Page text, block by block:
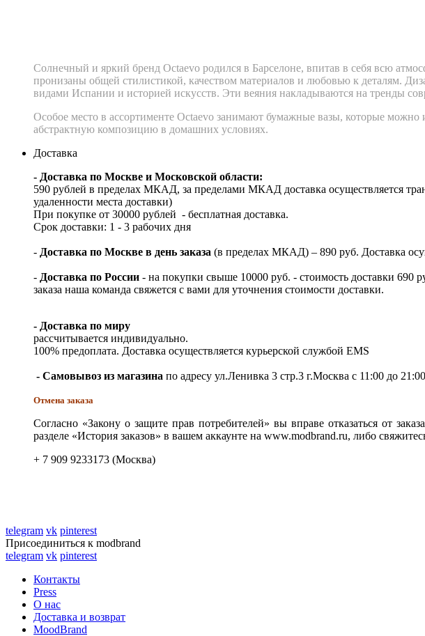
Солнечный и яркий бренд Octaevo родился в Барселоне, впитав в себя всю
пронизаны общей стилистикой, качеством материалов и любовью к деталям.
видами Испании и историей искусств. Эти веяния накладываются на тренды
Особое место в ассортименте Octaevo занимают бумажные вазы, которые
абстрактную композицию в домашних условиях.
Доставка
- Доставка по Москве и Московской области:
590 рублей в пределах МКАД, за пределами МКАД доставка осуществляется
удаленности места доставки)
При покупке от 30000 рублей - бесплатная доставка.
Срок доставки: 1 - 3 рабочих дня
- Доставка по Москве в день заказа (в пределах МКАД) – 890 руб. Доставка
- Доставка по России - на покупки свыше 10000 руб. - стоимость доставки 690
заказа наша команда свяжется с вами для уточнения стоимости доставки.
- Доставка по миру
рассчитывается индивидуально.
100% предоплата. Доставка осуществляется курьерской службой EMS
- Самовывоз из магазина по адресу ул.Ленивка 3 стр.3 г.Москва с 11:00 до
Отмена заказа
Согласно «Закону о защите прав потребителей» вы вправе отказаться от
разделе «История заказов» в вашем аккаунте на www.modbrand.ru, либо
+ 7 909 9233173 (Москва)
telegram vk pinterest
Присоединиться к modbrand
telegram vk pinterest
Контакты
Press
О нас
Доставка и возврат
MoodBrand